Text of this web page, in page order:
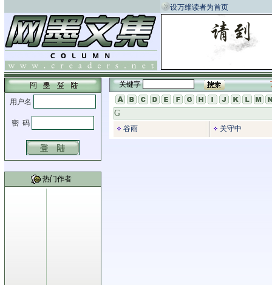
设万维读者为首页
热门作者
关键字
G
谷雨 关守中